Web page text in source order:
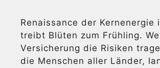
Renaissance der Kernenergie
treibt Blüten zum Frühling.
Versicherung die Risiken
die Menschen aller Länder,